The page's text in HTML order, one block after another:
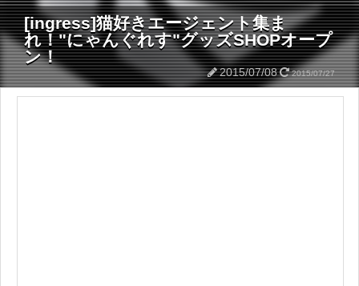
[ingress]猫好きエージェント集ま
れ！"にゃんぐれす"グッズSHOPオープ
ン！
2015/07/08 2015/07/27